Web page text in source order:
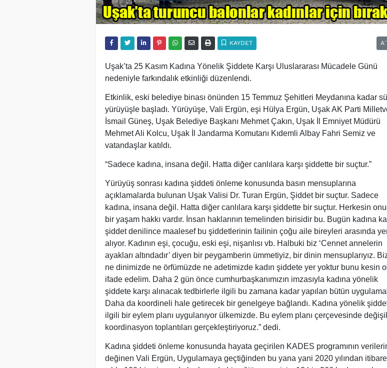
KAYDET A-
Uşak’ta 25 Kasım Kadına Yönelik Şiddete Karşı Uluslararası Mücadele Günü
nedeniyle farkındalık etkinliği düzenlendi.
Etkinlik, eski belediye binası önünden 15 Temmuz Şehitleri Meydanına kadar
yürüyüşle başladı. Yürüyüşe, Vali Ergün, eşi Hülya Ergün, Uşak AK Parti
İsmail Güneş, Uşak Belediye Başkanı Mehmet Çakın, Uşak İl Emniyet Müdürü
Mehmet Ali Kolcu, Uşak İl Jandarma Komutanı Kıdemli Albay Fahri Semiz ve
vatandaşlar katıldı.
“Sadece kadına, insana değil. Hatta diğer canlılara karşı şiddette bir suçtur.”
Yürüyüş sonrası kadına şiddeti önleme konusunda basın mensuplarına
açıklamalarda bulunan Uşak Valisi Dr. Turan Ergün, Şiddet bir suçtur. Sadece
kadına, insana değil. Hatta diğer canlılara karşı şiddette bir suçtur. Herkesin
bir yaşam hakkı vardır. İnsan haklarının temelinden birisidir bu. Bugün kadına
şiddet denilince maalesef bu şiddetlerinin failinin çoğu aile bireyleri arasında
alıyor. Kadının eşi, çocuğu, eski eşi, nişanlısı vb. Halbuki biz ‘Cennet annelerin
ayakları altındadır’ diyen bir peygamberin ümmetiyiz, bir dinin mensuplarıyız.
ne dinimizde ne örfümüzde ne adetimizde kadın şiddete yer yoktur bunu kesin
ifade edelim. Daha 2 gün önce cumhurbaşkanımızın imzasıyla kadına yönelik
şiddete karşı alınacak tedbirlerle ilgili bu zamana kadar yapılan bütün
Daha da koordineli hale getirecek bir genelgeye bağlandı. Kadına yönelik
ilgili bir eylem planı uygulanıyor ülkemizde. Bu eylem planı çerçevesinde
koordinasyon toplantıları gerçekleştiriyoruz.” dedi.
Kadına şiddeti önleme konusunda hayata geçirilen KADES programının
değinen Vali Ergün, Uygulamaya geçtiğinden bu yana yani 2020 yılından